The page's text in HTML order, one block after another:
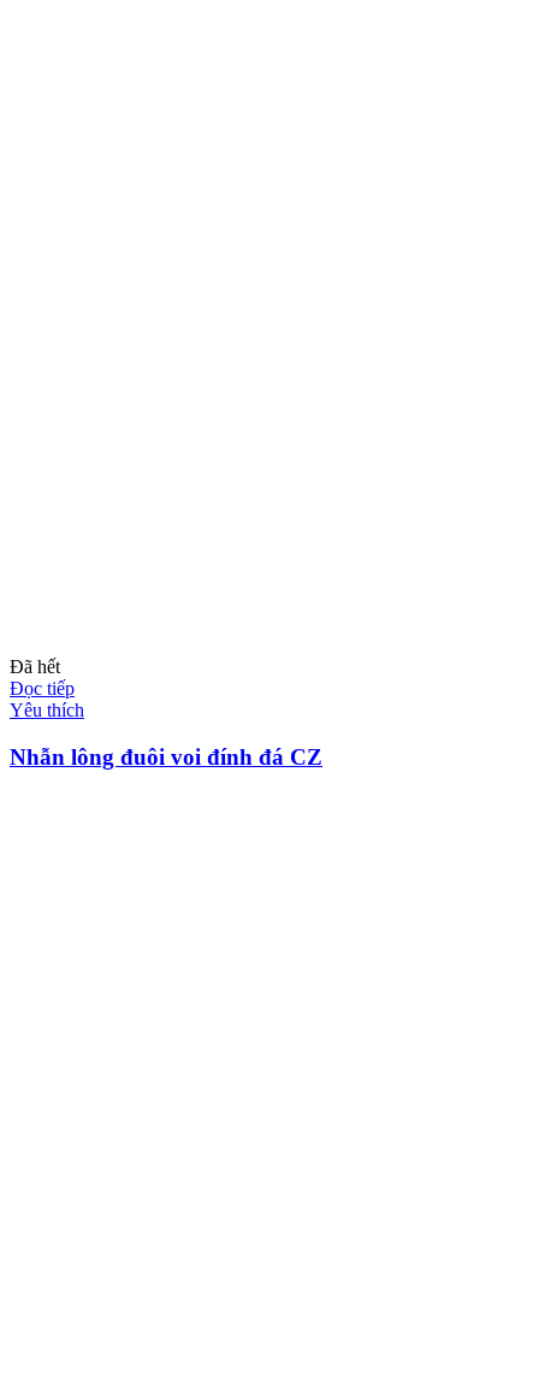
Đã hết
Đọc tiếp
Yêu thích
Nhẫn lông đuôi voi đính đá CZ